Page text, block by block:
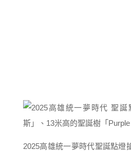
2025高雄統一夢時代聖誕點燈